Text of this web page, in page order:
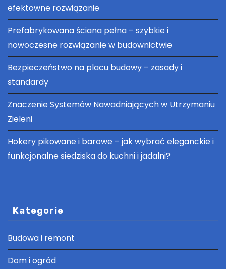
efektowne rozwiązanie
Prefabrykowana ściana pełna – szybkie i
nowoczesne rozwiązanie w budownictwie
Bezpieczeństwo na placu budowy – zasady i
standardy
Znaczenie Systemów Nawadniających w Utrzymaniu
Zieleni
Hokery pikowane i barowe – jak wybrać eleganckie i
funkcjonalne siedziska do kuchni i jadalni?
Kategorie
Budowa i remont
Dom i ogród